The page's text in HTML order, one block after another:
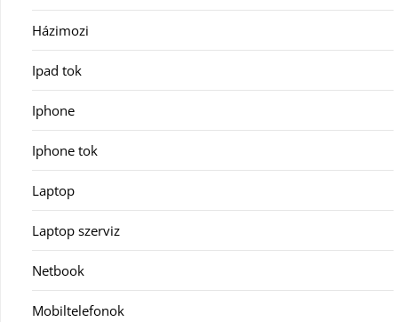
Házimozi
Ipad tok
Iphone
Iphone tok
Laptop
Laptop szerviz
Netbook
Mobiltelefonok